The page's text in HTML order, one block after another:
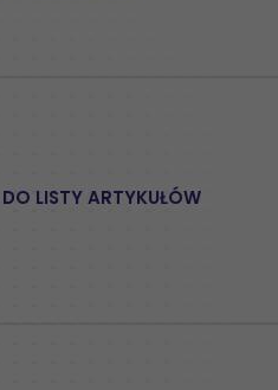
LISTY ARTYKUŁÓW